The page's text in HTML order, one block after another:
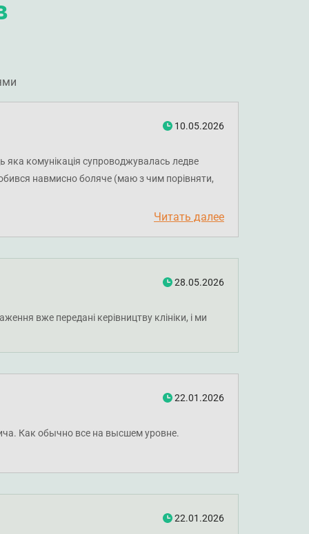
10.05.2026
яка комунікація супроводжувалась ледве
навмисно боляче (маю з чим порівняти,
спілкувався виключно російською.
Читать далее
28.05.2026
вже передані керівництву клініки, і ми
22.01.2026
Как обычно все на высшем уровне.
22.01.2026